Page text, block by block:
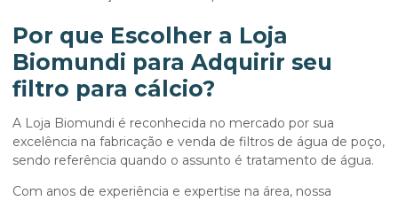
Por que Escolher a Loja
Biomundi para Adquirir seu
filtro para cálcio?
A Loja Biomundi é reconhecida no mercado por sua
excelência na fabricação e venda de filtros de água de poço,
sendo referência quando o assunto é tratamento de água.
Com anos de experiência e expertise na área, nossa